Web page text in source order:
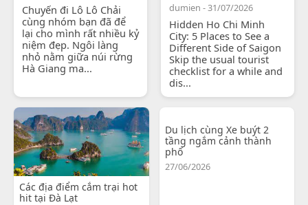
Chuyến đi Lô Lô Chải
cùng nhóm bạn đã để
lại cho mình rất nhiều kỷ
niệm đẹp. Ngôi làng
nhỏ nằm giữa núi rừng
Hà Giang ma...
dumien - 31/07/2026
Hidden Ho Chi Minh
City: 5 Places to See a
Different Side of Saigon
Skip the usual tourist
checklist for a while and
dis...
Các địa điểm cắm trại hot
hit tại Đà Lạt
Du lịch cùng Xe buýt 2
tầng ngắm cảnh thành
phố
27/06/2026